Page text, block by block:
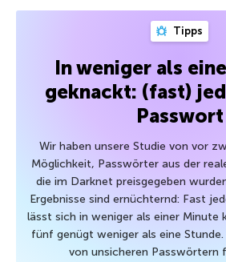
Tipps
In weniger als
geknackt: (fast)
Passwort
Wir haben unsere Studie von vor
Möglichkeit, Passwörter aus der
die im Darknet preisgegeben
Ergebnisse sind ernüchternd: Fast
lässt sich in weniger als einer Minute
fünf genügt weniger als eine
von unsicheren Passwörtern